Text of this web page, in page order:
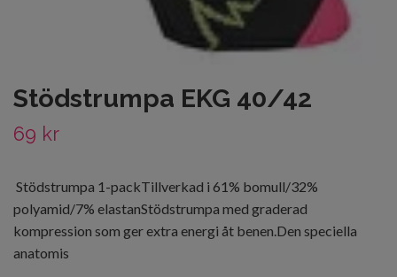
Stödstrumpa EKG 40/42
69 kr
Stödstrumpa 1-packTillverkad i 61% bomull/32%
polyamid/7% elastanStödstrumpa med graderad
kompression som ger extra energi åt benen.Den speciella
anatomis